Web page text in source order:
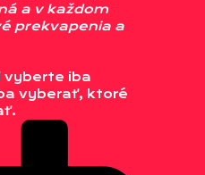
a v každom
prekvapenia a
vyberte iba
vyberať, ktoré